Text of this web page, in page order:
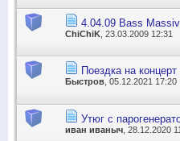
4.04.09 Bass
ChiChiK , 23.03.2009 12:31
Поездка на
Быстров , 05.12.2021 17:20
Утюг с
иван иваныч , 28.12.2020